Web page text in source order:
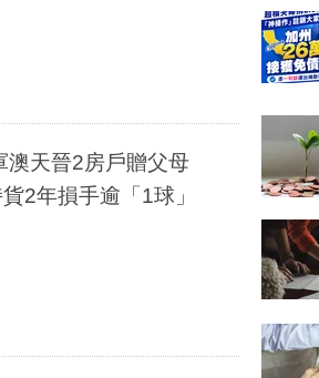
澳天晉2房戶贈父母
2年損手逾「1球」